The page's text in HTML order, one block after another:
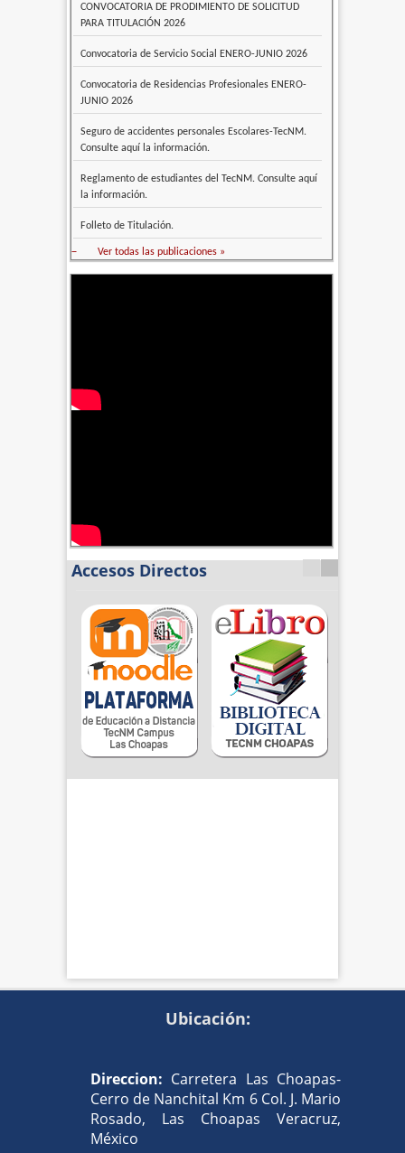
CONVOCATORIA DE PRODIMIENTO DE SOLICITUD
PARA TITULACIÓN 2026
Convocatoria de Servicio Social ENERO-JUNIO 2026
Convocatoria de Residencias Profesionales ENERO-
JUNIO 2026
Seguro de accidentes personales Escolares-TecNM.
Consulte aquí la información.
Reglamento de estudiantes del TecNM. Consulte aquí
la información.
Folleto de Titulación.
– Ver todas las publicaciones »
Accesos Directos
Ubicación:
Direccion: Carretera Las Choapas-
Cerro de Nanchital Km 6 Col. J. Mario
Rosado, Las Choapas Veracruz,
México